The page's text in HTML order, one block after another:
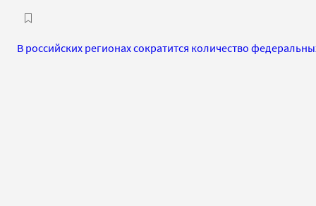
В российских регионах сократится количество